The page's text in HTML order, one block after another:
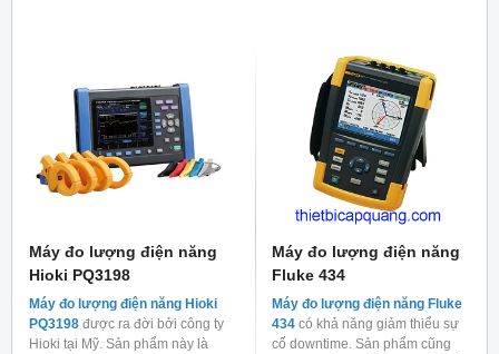
Máy đo lượng điện năng
Hioki PQ3198
Máy đo lượng điện năng Hioki
PQ3198 được ra đời bởi công ty
Hioki tại Mỹ. Sản phẩm này là
Máy đo lượng điện năng
Fluke 434
Máy đo lượng điện năng Fluke
434 có khả năng giảm thiểu sự
cố downtime. Sản phẩm cũng